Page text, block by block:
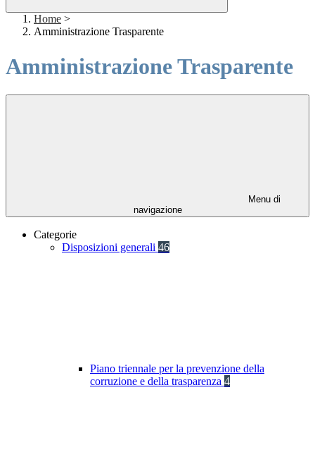
Home >
Amministrazione Trasparente
Amministrazione Trasparente
Menu di
navigazione
Categorie
Disposizioni generali 46
Piano triennale per la prevenzione della
corruzione e della trasparenza 4